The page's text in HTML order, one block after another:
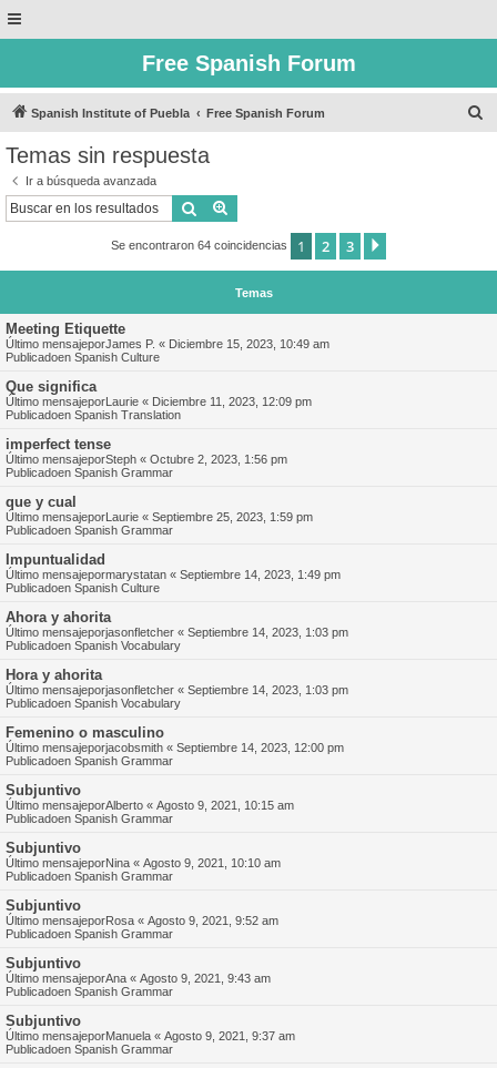
Free Spanish Forum
Spanish Institute of Puebla Free Spanish Forum
Temas sin respuesta
Ir a búsqueda avanzada
Buscar
Se encontraron 64 coincidencias 1 2 3
Temas
Meeting Etiquette
Último mensajeporJames P. « Diciembre 15, 2023, 10:49 am
Publicadoen Spanish Culture
Que significa
Último mensajeporLaurie « Diciembre 11, 2023, 12:09 pm
Publicadoen Spanish Translation
imperfect tense
Último mensajeporSteph « Octubre 2, 2023, 1:56 pm
Publicadoen Spanish Grammar
que y cual
Último mensajeporLaurie « Septiembre 25, 2023, 1:59 pm
Publicadoen Spanish Grammar
Impuntualidad
Último mensajepormarystatan « Septiembre 14, 2023, 1:49 pm
Publicadoen Spanish Culture
Ahora y ahorita
Último mensajeporjasonfletcher « Septiembre 14, 2023, 1:03 pm
Publicadoen Spanish Vocabulary
Hora y ahorita
Último mensajeporjasonfletcher « Septiembre 14, 2023, 1:03 pm
Publicadoen Spanish Vocabulary
Femenino o masculino
Último mensajeporjacobsmith « Septiembre 14, 2023, 12:00 pm
Publicadoen Spanish Grammar
Subjuntivo
Último mensajeporAlberto « Agosto 9, 2021, 10:15 am
Publicadoen Spanish Grammar
Subjuntivo
Último mensajeporNina « Agosto 9, 2021, 10:10 am
Publicadoen Spanish Grammar
Subjuntivo
Último mensajeporRosa « Agosto 9, 2021, 9:52 am
Publicadoen Spanish Grammar
Subjuntivo
Último mensajeporAna « Agosto 9, 2021, 9:43 am
Publicadoen Spanish Grammar
Subjuntivo
Último mensajeporManuela « Agosto 9, 2021, 9:37 am
Publicadoen Spanish Grammar